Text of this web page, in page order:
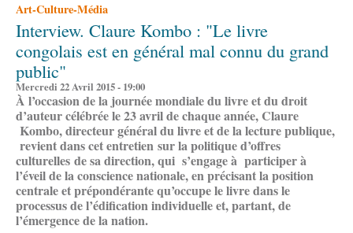
Art-Culture-Média
Interview. Claure Kombo : "Le livre
congolais est en général mal connu du grand
public"
Mercredi 22 Avril 2015 - 19:00
À l’occasion de la journée mondiale du livre et du droit
d’auteur célébrée le 23 avril de chaque année, Claure
Kombo, directeur général du livre et de la lecture publique,
revient dans cet entretien sur la politique d’offres
culturelles de sa direction, qui s’engage à participer à
l’éveil de la conscience nationale, en précisant la position
centrale et prépondérante qu’occupe le livre dans le
processus de l’édification individuelle et, partant, de
l’émergence de la nation.